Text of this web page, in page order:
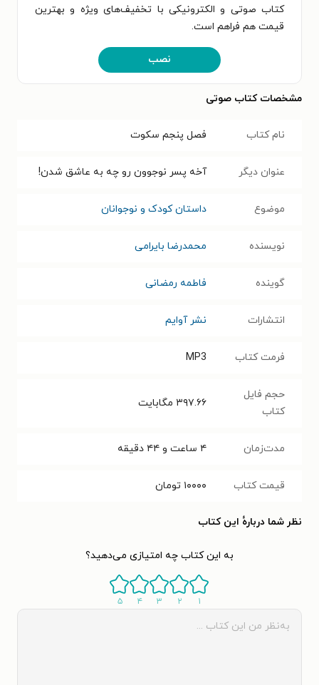
کتاب صوتی و الکترونیکی با تخفیف‌های ویژه و بهترین
قیمت هم فراهم است.
نصب
مشخصات کتاب صوتی
نام کتاب فصل پنجم سکوت
عنوان دیگر آخه پسر نوجوون رو چه به عاشق شدن!
موضوع داستان کودک و نوجوانان
نویسنده محمدرضا بایرامی
گوینده فاطمه رمضانی
انتشارات نشر آوایم
فرمت کتاب MP3
حجم فایل
کتاب
۳۹۷.۶۶ مگابایت
مدت‌زمان ۴ ساعت و ۴۴ دقیقه
قیمت کتاب ۱۰۰۰۰ تومان
نظر شما دربارهٔ این کتاب
به این کتاب چه امتیازی می‌دهید؟
۱ ۲ ۳ ۴ ۵